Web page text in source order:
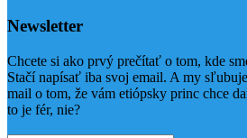
Newsletter
Chcete si ako prvý prečítať o tom, kde
Stačí napísať iba svoj email. A my
mail o tom, že vám etiópsky princ chce
to je fér, nie?